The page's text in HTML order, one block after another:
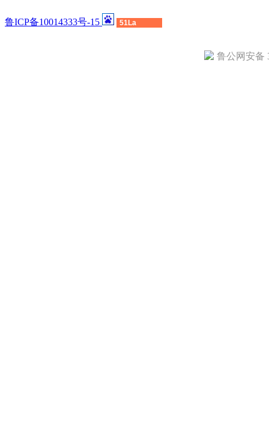
鲁ICP备10014333号-15 51La
鲁公网安备